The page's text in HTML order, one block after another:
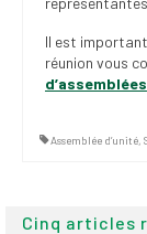
Il est
réunion vous
d’assemblées
Assemblée d’unité,
Cinq articles